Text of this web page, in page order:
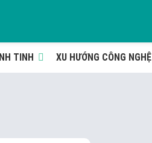
TINH XU HƯỚNG CÔNG NGHỆ